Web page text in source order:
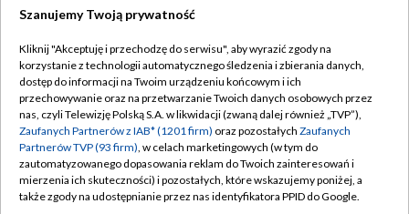
Abonament TVP
Sklep TVP
Biuro Reklamy
Oferta Handlowa
Telegazeta ogłoszenia
Regulamin TVP
Polityka prywatności
Moje zgody
Biuro reklamy
Kontakt
Szanujemy Twoją prywatność
Kliknij "Akceptuję i przechodzę do serwisu", aby wyrazić zgody na
korzystanie z technologii automatycznego śledzenia i zbierania danych,
dostęp do informacji na Twoim urządzeniu końcowym i ich
przechowywanie oraz na przetwarzanie Twoich danych osobowych przez
nas, czyli Telewizję Polską S.A. w likwidacji (zwaną dalej również „TVP”),
Zaufanych Partnerów z IAB* (1201 firm) oraz pozostałych Zaufanych
Partnerów TVP (93 firm), w celach marketingowych (w tym do
zautomatyzowanego dopasowania reklam do Twoich zainteresowań i
mierzenia ich skuteczności) i pozostałych, które wskazujemy poniżej, a
także zgody na udostępnianie przez nas identyfikatora PPID do Google.